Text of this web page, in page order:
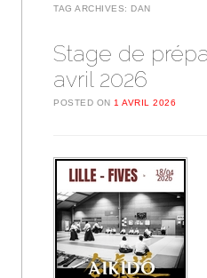
TAG ARCHIVES: DAN
Stage de
avril 2026
POSTED ON1 AVRIL 2026